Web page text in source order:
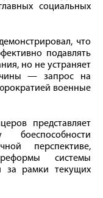
социальных
что
подавлять
но не устраняет
— запрос на
военные
представляет
боеспособности
перспективе,
системы
за рамки текущих